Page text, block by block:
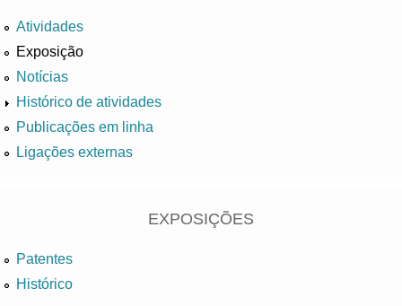
Atividades
Exposição
Notícias
Histórico de atividades
Publicações em linha
Ligações externas
EXPOSIÇÕES
Patentes
Histórico